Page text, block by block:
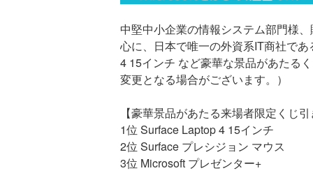
中堅中小企業の情報システム部門様
心に、日本で唯一の外資系IT商社で
4 15インチ など豪華な景品があたる
変更となる場合がございます。）
【豪華景品があたる来場者限定くじ
1位 Surface Laptop 4 15インチ
2位 Surface プレシジョン マウス
3位 Microsoft プレゼンター+